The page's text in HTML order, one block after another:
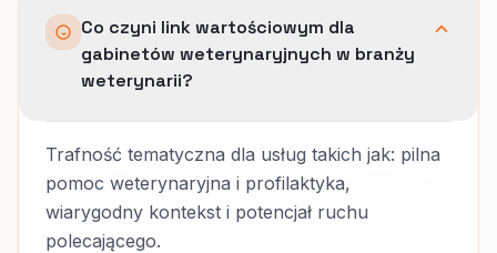
Co czyni link wartościowym dla
gabinetów weterynaryjnych w branży
weterynarii?
Trafność tematyczna dla usług takich jak: pilna
pomoc weterynaryjna i profilaktyka,
wiarygodny kontekst i potencjał ruchu
polecającego.